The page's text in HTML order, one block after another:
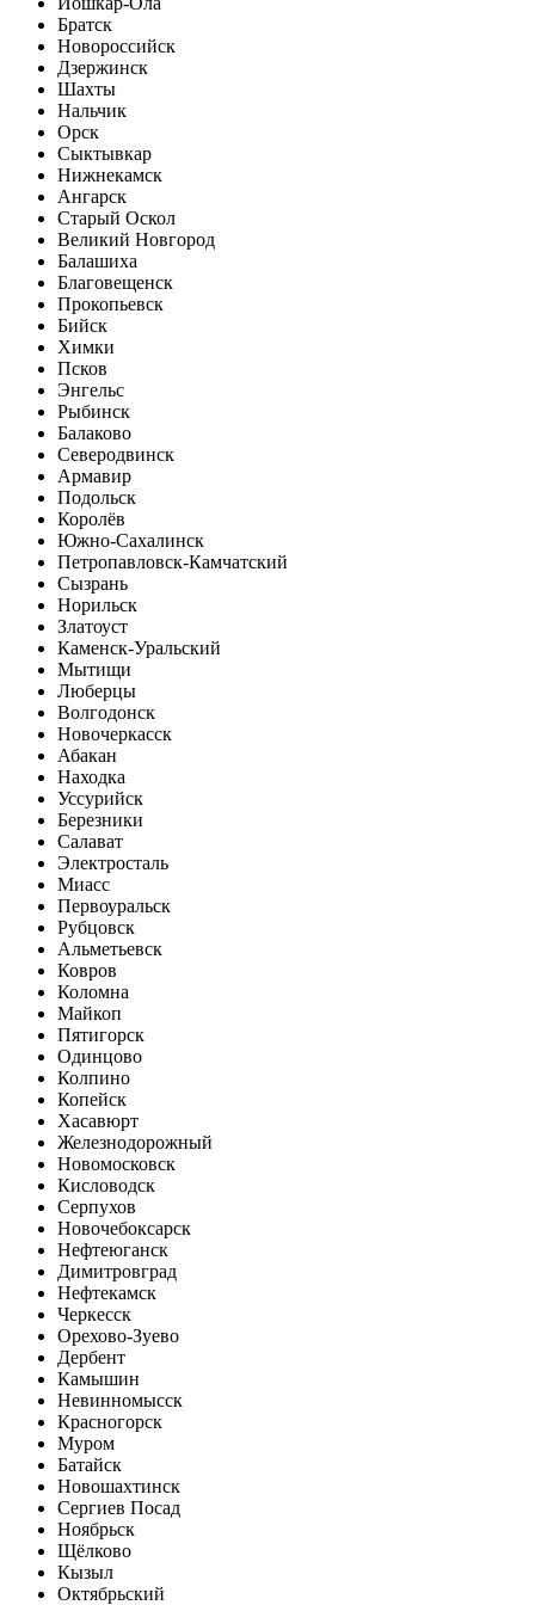
Братск
Новороссийск
Дзержинск
Шахты
Нальчик
Орск
Сыктывкар
Нижнекамск
Ангарск
Старый Оскол
Великий Новгород
Балашиха
Благовещенск
Прокопьевск
Бийск
Химки
Псков
Энгельс
Рыбинск
Балаково
Северодвинск
Армавир
Подольск
Королёв
Южно-Сахалинск
Петропавловск-Камчатский
Сызрань
Норильск
Златоуст
Каменск-Уральский
Мытищи
Люберцы
Волгодонск
Новочеркасск
Абакан
Находка
Уссурийск
Березники
Салават
Электросталь
Миасс
Первоуральск
Рубцовск
Альметьевск
Ковров
Коломна
Майкоп
Пятигорск
Одинцово
Колпино
Копейск
Хасавюрт
Железнодорожный
Новомосковск
Кисловодск
Серпухов
Новочебоксарск
Нефтеюганск
Димитровград
Нефтекамск
Черкесск
Орехово-Зуево
Дербент
Камышин
Невинномысск
Красногорск
Муром
Батайск
Новошахтинск
Сергиев Посад
Ноябрьск
Щёлково
Кызыл
Октябрьский